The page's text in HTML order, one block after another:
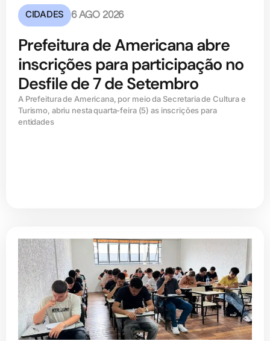
CIDADES 6 AGO 2026
Prefeitura de Americana abre
inscrições para participação no
Desfile de 7 de Setembro
A Prefeitura de Americana, por meio da Secretaria de Cultura e
Turismo, abriu nesta quarta-feira (5) as inscrições para
entidades